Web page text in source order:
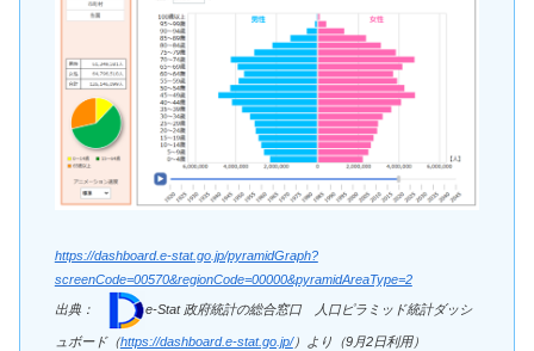
https://dashboard.e-stat.go.jp/pyramidGraph?
screenCode=00570&regionCode=00000&pyramidAreaType=2
出典： e-Stat 政府統計の総合窓口 人口ピラミッド統計ダッシ
ュボード（https://dashboard.e-stat.go.jp/）より（9月2日利用）